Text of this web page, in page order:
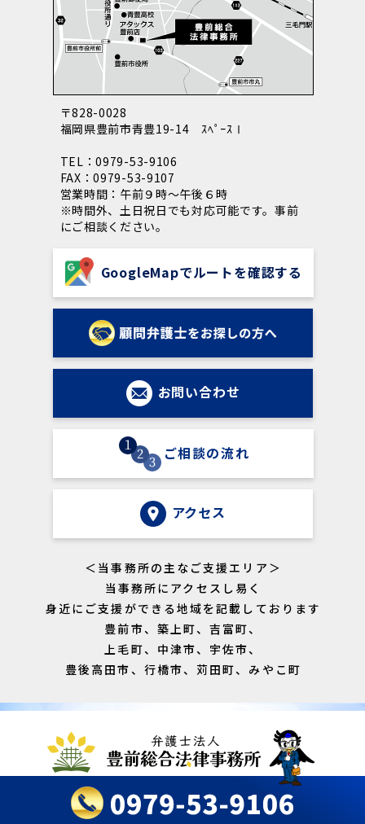
〒828-0028
福岡県豊前市青豊19-14 ｽﾍﾟｰｽⅠ
TEL：0979-53-9106
FAX：0979-53-9107
営業時間：午前９時～午後６時
※時間外、土日祝日でも対応可能です。事前
にご相談ください。
GoogleMapでルートを確認する
お問い合わせ
ご相談の流れ
アクセス
＜当事務所の主なご支援エリア＞
当事務所にアクセスし易く
身近にご支援ができる地域を記載しております
豊前市、築上町、吉富町、
上毛町、中津市、宇佐市、
豊後高田市、行橋市、苅田町、みやこ町